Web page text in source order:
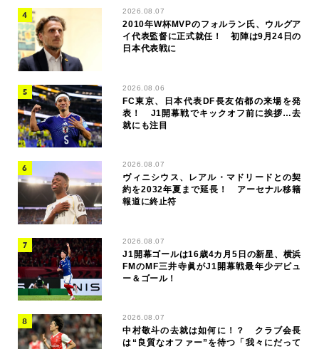
2026.08.07
2010年W杯MVPのフォルラン氏、ウルグア
イ代表監督に正式就任！ 初陣は9月24日の
日本代表戦に
2026.08.06
FC東京、日本代表DF長友佑都の来場を発
表！ J1開幕戦でキックオフ前に挨拶…去
就にも注目
2026.08.07
ヴィニシウス、レアル・マドリードとの契
約を2032年夏まで延長！ アーセナル移籍
報道に終止符
2026.08.07
J1開幕ゴールは16歳4カ月5日の新星、横浜
FMのMF三井寺眞がJ1開幕戦最年少デビュ
ー＆ゴール！
2026.08.07
中村敬斗の去就は如何に！？ クラブ会長
は“良質なオファー”を待つ「我々にだって